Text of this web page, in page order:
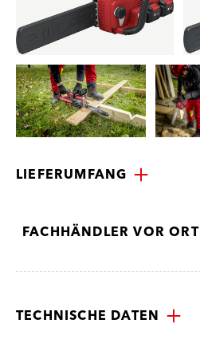
LIEFERUMFANG
FACHHÄNDLER VOR ORT
TECHNISCHE DATEN